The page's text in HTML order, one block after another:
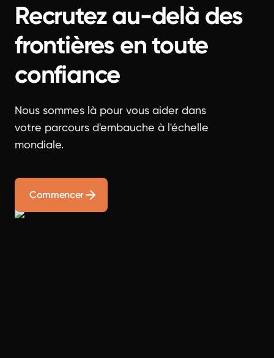
Recrutez au-delà des
frontières en toute
confiance
Nous sommes là pour vous aider dans
votre parcours d'embauche à l'échelle
mondiale.
Commencer